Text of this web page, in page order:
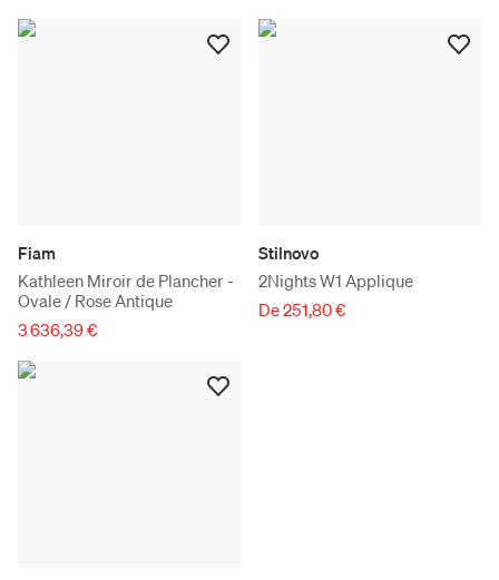
Fiam
Kathleen Miroir de Plancher -
Ovale / Rose Antique
3 636,39 €
Stilnovo
2Nights W1 Applique
De 251,80 €